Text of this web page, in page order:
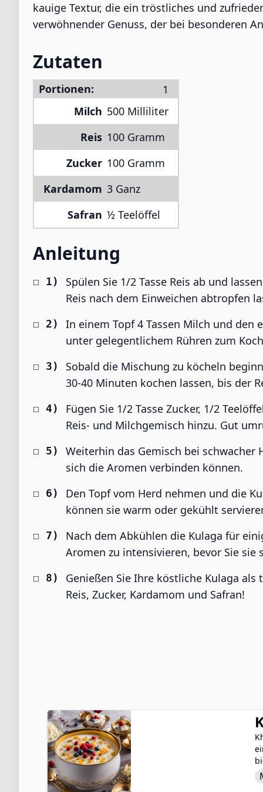
kauige Textur, die ein tröstliches und
verwöhnender Genuss, der bei besonderen
Zutaten
Portionen:
Milch 500 Milliliter
Reis 100 Gramm
Zucker 100 Gramm
Kardamom 3 Ganz
Safran ½ Teelöffel
Anleitung
Spülen Sie 1/2 Tasse Reis ab und
Reis nach dem Einweichen abtropfen
In einem Topf 4 Tassen Milch und den
unter gelegentlichem Rühren zum
Sobald die Mischung zu köcheln
30-40 Minuten kochen lassen, bis der
Fügen Sie 1/2 Tasse Zucker, 1/2
Reis- und Milchgemisch hinzu. Gut
Weiterhin das Gemisch bei
sich die Aromen verbinden können.
Den Topf vom Herd nehmen und die
können sie warm oder gekühlt
Nach dem Abkühlen die Kulaga für
Aromen zu intensivieren, bevor Sie sie
Genießen Sie Ihre köstliche Kulaga
Reis, Zucker, Kardamom und Safran!